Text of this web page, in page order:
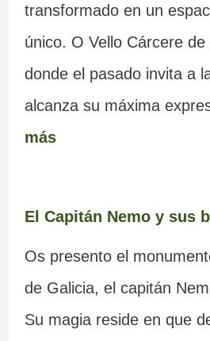
transformado en un
único. O Vello Cárcere
donde el pasado invita a
alcanza su máxima
más
El Capitán Nemo y sus
Os presento el
de Galicia, el capitán
Su magia reside en que